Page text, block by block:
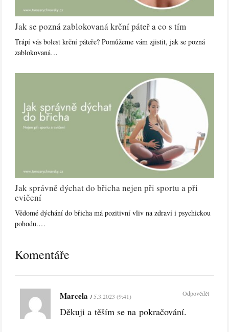
Jak se pozná zablokovaná krční páteř a co s tím
Trápí vás bolest krční páteře? Pomůžeme vám zjistit, jak se pozná
zablokovaná…
Jak správně dýchat do břicha nejen při sportu a při
cvičení
Vědomé dýchání do břicha má pozitivní vliv na zdraví i psychickou
pohodu.…
Komentáře
Marcela 5.3.2023 (9:41)
Děkuji a těším se na pokračování.
Odpovědět